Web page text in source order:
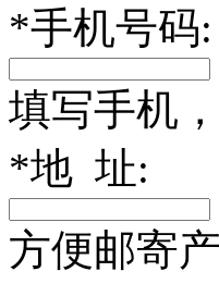
*手机号码:
填写手机
*地 址:
方便邮寄